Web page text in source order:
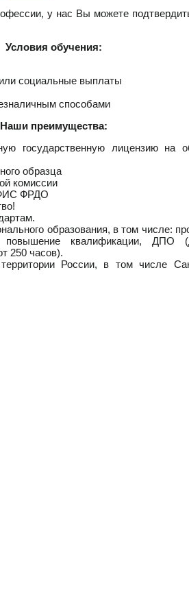
у нас Вы можете
Условия обучения:
социальные выплаты
способами
Наши преимущества:
государственную лицензию на
образца
комиссии
ФИС ФРДО
образования, в том числе:
повышение квалификации, ДПО
250 часов).
России, в том числе